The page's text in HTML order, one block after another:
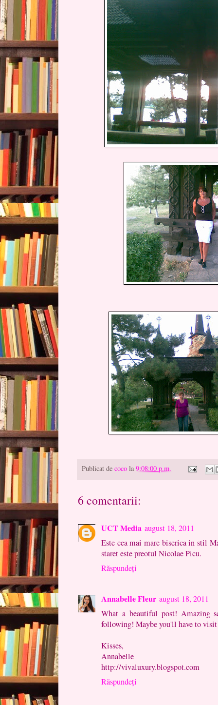
Publicat de coco la9:08:00 p.m.
6 comentarii:
UCT Media august 18, 2011
Este cea mai mare biserica in stil
staret este preotul Nicolae Picu.
Răspundeți
Annabelle Fleur august 18, 2011
What a beautiful post! Amazing
following! Maybe you'll have to
Kisses,
Annabelle
http://vivaluxury.blogspot.com
Răspundeți